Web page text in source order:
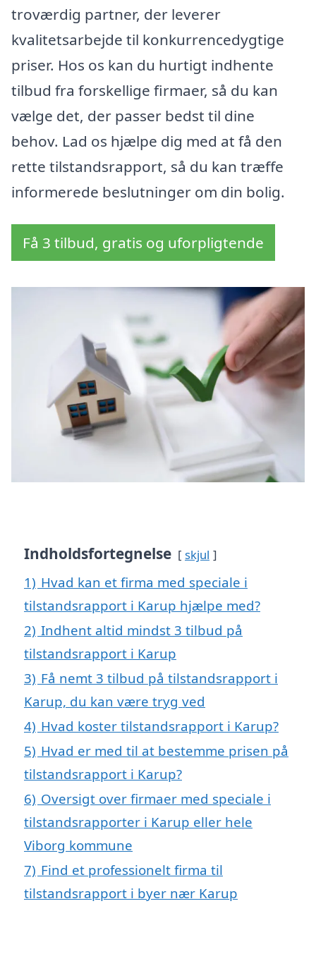
troværdig partner, der leverer
kvalitetsarbejde til konkurrencedygtige
priser. Hos os kan du hurtigt indhente
tilbud fra forskellige firmaer, så du kan
vælge det, der passer bedst til dine
behov. Lad os hjælpe dig med at få den
rette tilstandsrapport, så du kan træffe
informerede beslutninger om din bolig.
Få 3 tilbud, gratis og uforpligtende
Indholdsfortegnelse skjul
1) Hvad kan et firma med speciale i
tilstandsrapport i Karup hjælpe med?
2) Indhent altid mindst 3 tilbud på
tilstandsrapport i Karup
3) Få nemt 3 tilbud på tilstandsrapport i
Karup, du kan være tryg ved
4) Hvad koster tilstandsrapport i Karup?
5) Hvad er med til at bestemme prisen på
tilstandsrapport i Karup?
6) Oversigt over firmaer med speciale i
tilstandsrapporter i Karup eller hele
Viborg kommune
7) Find et professionelt firma til
tilstandsrapport i byer nær Karup